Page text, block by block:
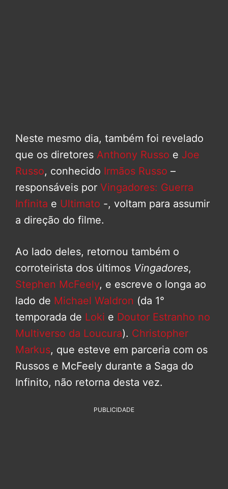
Neste mesmo dia, também foi revelado
que os diretores Anthony Russo e Joe
Russo, conhecido Irmãos Russo –
responsáveis por Vingadores: Guerra
Infinita e Ultimato -, voltam para assumir
a direção do filme.
Ao lado deles, retornou também o
corroteirista dos últimos Vingadores,
Stephen McFeely, e escreve o longa ao
lado de Michael Waldron (da 1°
temporada de Loki e Doutor Estranho no
Multiverso da Loucura). Christopher
Markus, que esteve em parceria com os
Russos e McFeely durante a Saga do
Infinito, não retorna desta vez.
PUBLICIDADE